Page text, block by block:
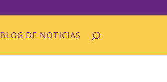
BLOG DE NOTICIAS